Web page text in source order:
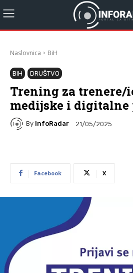
Naslovnica BiH
BIH DRUŠTVO
Trening za trenere/
medijske i digitalne
By InfoRadar 21/05/2025
Facebook X